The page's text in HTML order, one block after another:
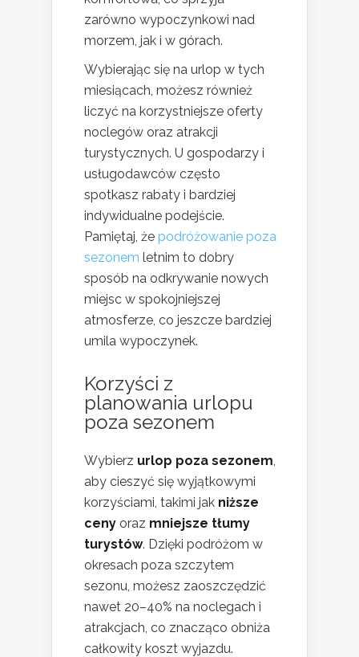
zarówno wypoczynkowi nad
morzem, jak i w górach.
Wybierając się na urlop w tych
miesiącach, możesz również
liczyć na korzystniejsze oferty
noclegów oraz atrakcji
turystycznych. U gospodarzy i
usługodawców często
spotkasz rabaty i bardziej
indywidualne podejście.
Pamiętaj, że podróżowanie poza
sezonem letnim to dobry
sposób na odkrywanie nowych
miejsc w spokojniejszej
atmosferze, co jeszcze bardziej
umila wypoczynek.
Korzyści z
planowania urlopu
poza sezonem
Wybierz urlop poza sezonem
aby cieszyć się wyjątkowymi
korzyściami, takimi jak niższe
ceny oraz mniejsze tłumy
turystów. Dzięki podróżom w
okresach poza szczytem
sezonu, możesz zaoszczędzić
nawet 20–40% na noclegach i
atrakcjach, co znacząco obniża
całkowity koszt wyjazdu.